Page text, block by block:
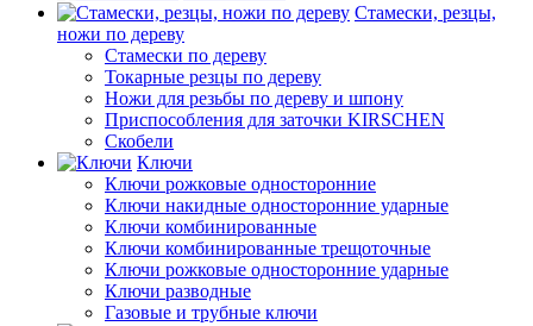
Стамески, резцы,
ножи по дереву
Стамески по дереву
Токарные резцы по дереву
Ножи для резьбы по дереву и шпону
Приспособления для заточки KIRSCHEN
Скобели
Ключи
Ключи рожковые односторонние
Ключи накидные односторонние ударные
Ключи комбинированные
Ключи комбинированные трещоточные
Ключи рожковые односторонние ударные
Ключи разводные
Газовые и трубные ключи